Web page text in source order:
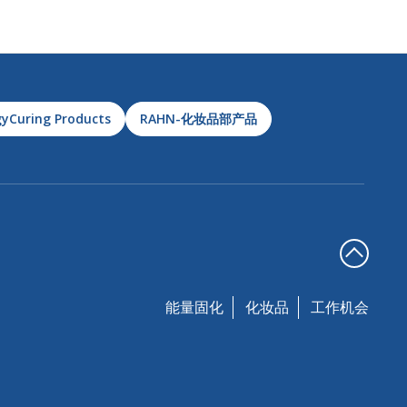
Products RAHN-化妆品部产品
能量固化 化妆品 工作机会